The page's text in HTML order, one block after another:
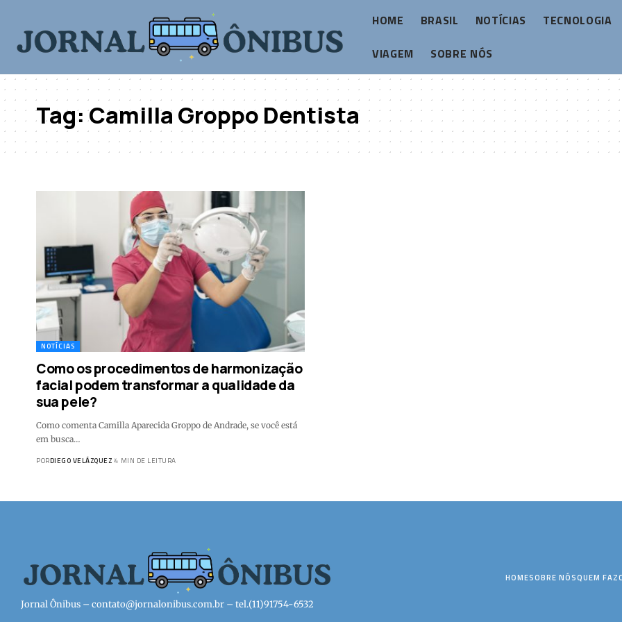
HOME BRASIL NOTÍCIAS
TECNOLOGIA
VIAGEM
SOBRE NÓS
Tag:Camilla Groppo Dentista
NOTÍCIAS
Como os procedimentos de harmonização
facial podem transformar a qualidade da
sua pele?
Como comenta Camilla Aparecida Groppo de Andrade, se você está
em busca…
PORDIEGO VELÁZQUEZ 4 MIN DE LEITURA
Jornal Ônibus – contato@jornalonibus.com.br – tel.(11)91754-6532
HOMESOBRE NÓSQUEM FAZ